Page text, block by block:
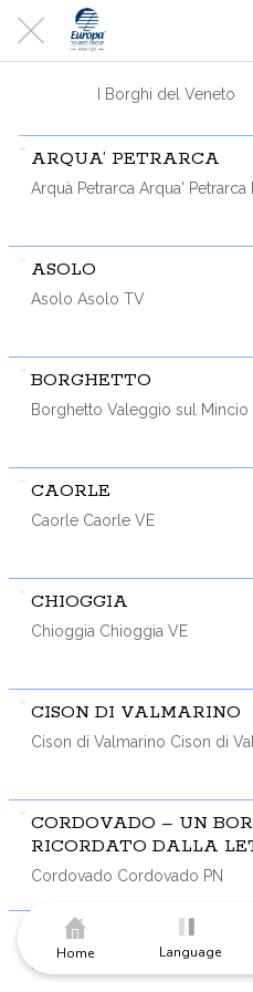
I Borghi del Veneto
ARQUA’ PETRARCA
Arquà Petrarca Arqua' Petrarca
ASOLO
Asolo Asolo TV
BORGHETTO
Borghetto Valeggio sul Mincio
CAORLE
Caorle Caorle VE
CHIOGGIA
Chioggia Chioggia VE
CISON DI VALMARINO
Cison di Valmarino Cison di
CORDOVADO – UN
RICORDATO DALLA
Cordovado Cordovado PN
FOLLINA
Follina Follina TV
Home Language